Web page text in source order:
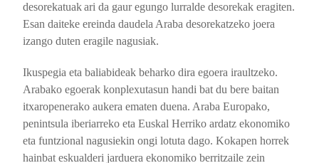
desorekatuakari da gaur egungo lurralde desorekak eragiten.
Esan daiteke ereinda daudela Araba desorekatzeko joera
izango duten eragile nagusiak.
Ikuspegia eta baliabideak beharko dira egoera iraultzeko.
Arabako egoerak konplexutasun handi bat du bere baitan
itxaropenerako aukera ematen duena. Araba Europako,
penintsula iberiarreko eta Euskal Herriko ardatz ekonomiko
eta funtzional nagusiekin ongi lotuta dago. Kokapen horrek
hainbat eskualderi jarduera ekonomiko berritzaile zein